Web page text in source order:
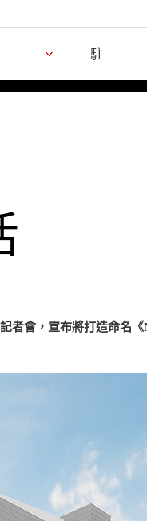
駐
者會，宣布將打造命名